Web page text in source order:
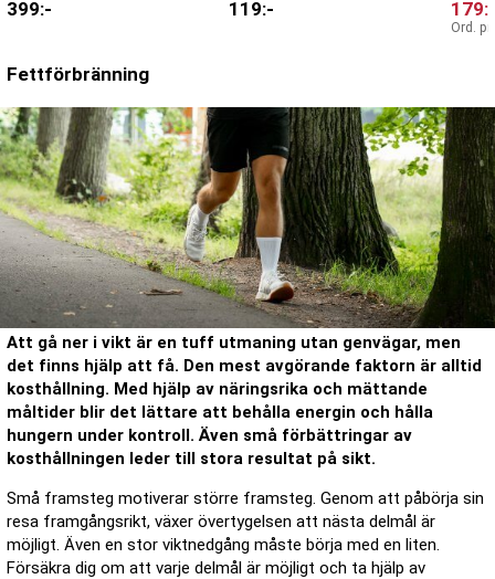
399:- 119:- 179
Ord.
Fettförbränning
Att gå ner i vikt är en tuff utmaning utan genvägar, men
det finns hjälp att få. Den mest avgörande faktorn är alltid
kosthållning. Med hjälp av näringsrika och mättande
måltider blir det lättare att behålla energin och hålla
hungern under kontroll. Även små förbättringar av
kosthållningen leder till stora resultat på sikt.
Små framsteg motiverar större framsteg. Genom att påbörja sin
resa framgångsrikt, växer övertygelsen att nästa delmål är
möjligt. Även en stor viktnedgång måste börja med en liten.
Försäkra dig om att varje delmål är möjligt och ta hjälp av